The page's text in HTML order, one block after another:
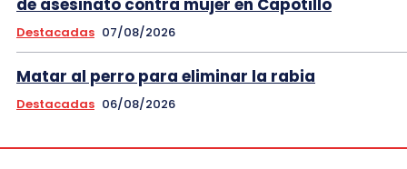
Destacadas 07/08/2026
Matar al perro para eliminar la rabia
Destacadas 06/08/2026